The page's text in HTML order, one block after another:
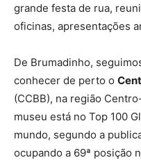
grande festa de rua,
oficinas, apresentações
De Brumadinho,
conhecer de perto o
(CCBB), na região
museu está no Top 100
mundo, segundo a
ocupando a 69ª posição